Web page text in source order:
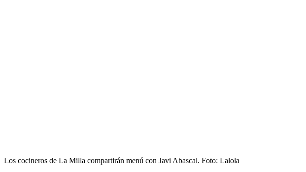
Los cocineros de La Milla compartirán menú con Javi Abascal. Foto: Lalola